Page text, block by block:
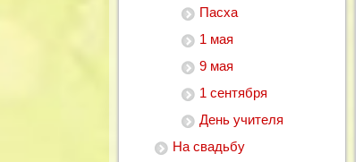
Пасха
1 мая
9 мая
1 сентября
День учителя
На свадьбу